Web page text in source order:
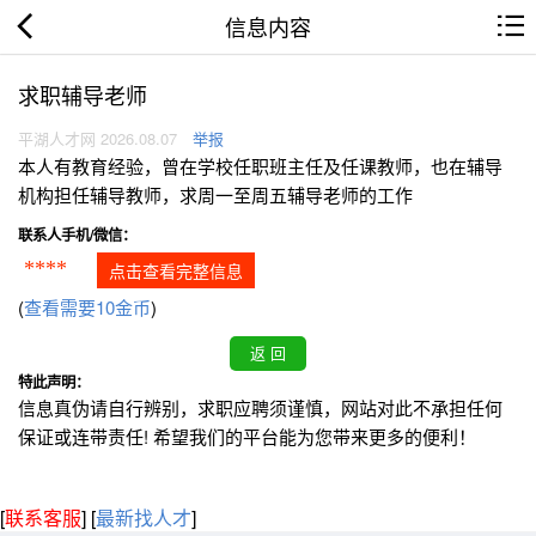
信息内容
求职辅导老师
平湖人才网 2026.08.07 举报
本人有教育经验，曾在学校任职班主任及任课教师，也在辅导
机构担任辅导教师，求周一至周五辅导老师的工作
联系人手机/微信：
**** 点击查看完整信息
(查看需要10金币)
特此声明：
信息真伪请自行辨别，求职应聘须谨慎，网站对此不承担任何
保证或连带责任! 希望我们的平台能为您带来更多的便利！
[联系客服] [最新找人才]